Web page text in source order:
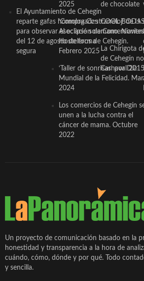
El Ayuntamiento de Cehegín
reparte gafas homologadas
para observar el eclipse solar
del 12 de agosto de forma
segura
2025
‘Compra Contrarreloj’ de la
Asociación de
Hosteleros de Cehegín.
Febrero 2025
‘Taller de sonrisas’ por Día
Mundial de la Felicidad.
2024
Los comercios de Cehegín
unen a la lucha contra el
cáncer de mama. Octubre
2022
de chocolate
COOL
mano.
La Chirigota
de Cehegín
Carnaval
Un proyecto de comunicación basado en la
honestidad y transparencia a la hora de
cuándo, cómo, dónde y por qué. Todo
y sencilla.